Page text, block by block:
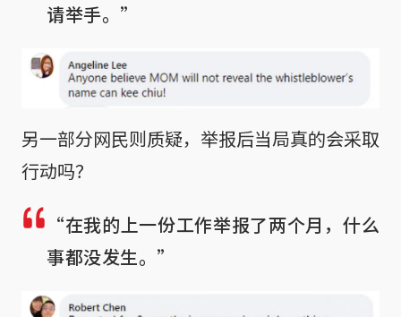
请举手。”
另一部分网民则质疑，举报后当局真的会采取
行动吗？
“在我的上一份工作举报了两个月，什么
事都没发生。”